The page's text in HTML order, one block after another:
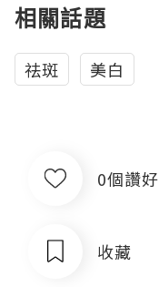
相關話題
祛斑 美白
0個讚好
收藏